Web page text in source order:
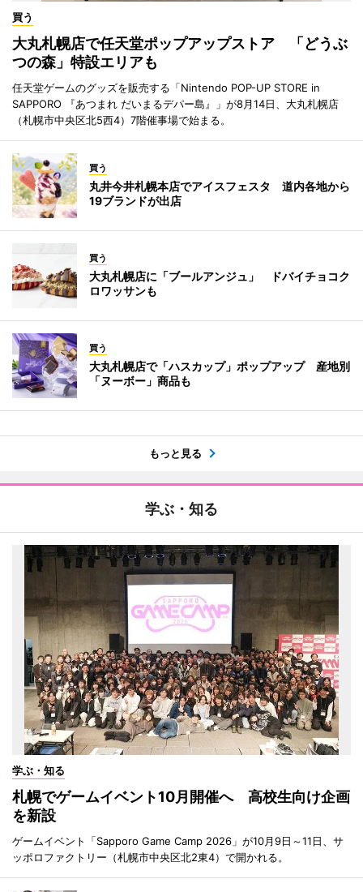
買う
大丸札幌店で任天堂ポップアップストア 「どうぶ
つの森」特設エリアも
任天堂ゲームのグッズを販売する「Nintendo POP-UP STORE in
SAPPORO 『あつまれ だいまるデパー島』」が8月14日、大丸札幌店
（札幌市中央区北5西4）7階催事場で始まる。
買う
丸井今井札幌本店でアイスフェスタ 道内各地から
19ブランドが出店
買う
大丸札幌店に「ブールアンジュ」 ドバイチョコク
ロワッサンも
買う
大丸札幌店で「ハスカップ」ポップアップ 産地別
「ヌーボー」商品も
もっと見る
学ぶ・知る
学ぶ・知る
札幌でゲームイベント10月開催へ 高校生向け企画
を新設
ゲームイベント「Sapporo Game Camp 2026」が10月9日～11日、サ
ッポロファクトリー（札幌市中央区北2東4）で開かれる。